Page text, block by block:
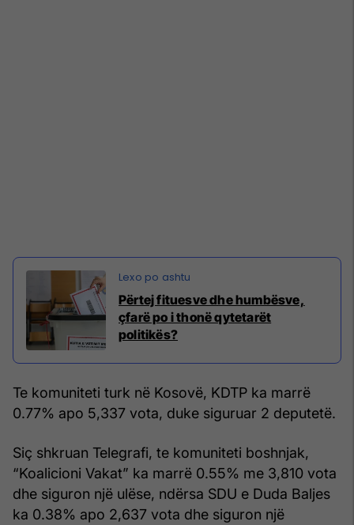
Përtej fituesve dhe humbësve,
çfarë po i thonë qytetarët
politikës?
Te komuniteti turk në Kosovë, KDTP ka marrë
0.77% apo 5,337 vota, duke siguruar 2 deputetë.
Siç shkruan Telegrafi, te komuniteti boshnjak,
“Koalicioni Vakat” ka marrë 0.55% me 3,810 vota
dhe siguron një ulëse, ndërsa SDU e Duda Baljes
ka 0.38% apo 2,637 vota dhe siguron një